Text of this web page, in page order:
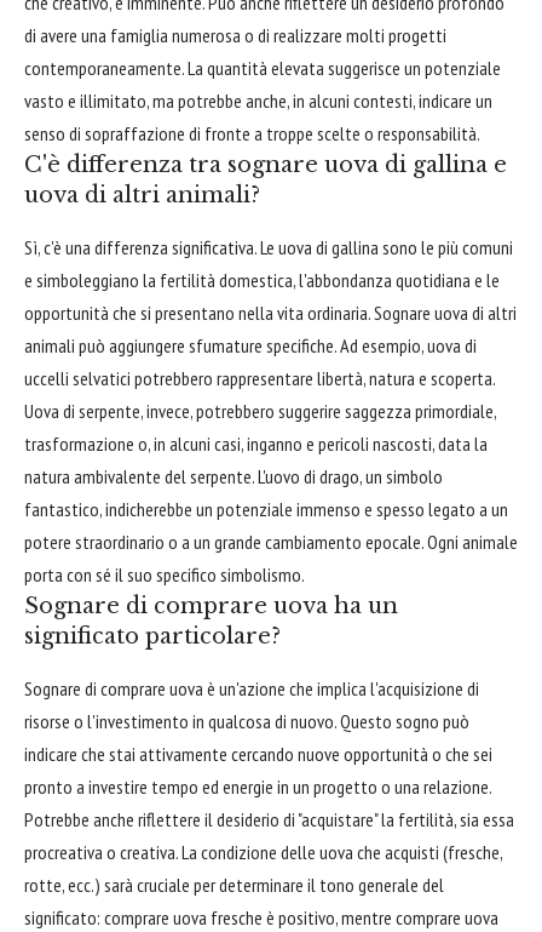
di avere una famiglia numerosa o di realizzare molti progetti
contemporaneamente. La quantità elevata suggerisce un potenziale
vasto e illimitato, ma potrebbe anche, in alcuni contesti, indicare un
senso di sopraffazione di fronte a troppe scelte o responsabilità.
C'è differenza tra sognare uova di gallina e
uova di altri animali?
Sì, c'è una differenza significativa. Le uova di gallina sono le più comuni
e simboleggiano la fertilità domestica, l'abbondanza quotidiana e le
opportunità che si presentano nella vita ordinaria. Sognare uova di altri
animali può aggiungere sfumature specifiche. Ad esempio, uova di
uccelli selvatici potrebbero rappresentare libertà, natura e scoperta.
Uova di serpente, invece, potrebbero suggerire saggezza primordiale,
trasformazione o, in alcuni casi, inganno e pericoli nascosti, data la
natura ambivalente del serpente. L'uovo di drago, un simbolo
fantastico, indicherebbe un potenziale immenso e spesso legato a un
potere straordinario o a un grande cambiamento epocale. Ogni animale
porta con sé il suo specifico simbolismo.
Sognare di comprare uova ha un
significato particolare?
Sognare di comprare uova è un'azione che implica l'acquisizione di
risorse o l'investimento in qualcosa di nuovo. Questo sogno può
indicare che stai attivamente cercando nuove opportunità o che sei
pronto a investire tempo ed energie in un progetto o una relazione.
Potrebbe anche riflettere il desiderio di "acquistare" la fertilità, sia essa
procreativa o creativa. La condizione delle uova che acquisti (fresche,
rotte, ecc.) sarà cruciale per determinare il tono generale del
significato: comprare uova fresche è positivo, mentre comprare uova